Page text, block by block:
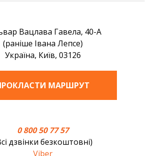
лікарю Константину Борисовичу за
проведену операцію, дуже уважний,
Всього найкращого Вам усім. З
Вацлава Гавела, 40-А
(раніше Івана Лепсе)
Україна, Київ, 03126
МАРШРУТ
0 800 50 77 57
дзвінки безкоштовні)
Viber